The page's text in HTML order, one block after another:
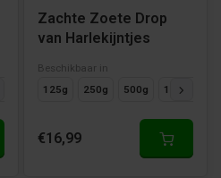
Zachte Zoete Drop
van Harlekijntjes
Beschikbaar in
125g
250g 500g 1000g
€16,99